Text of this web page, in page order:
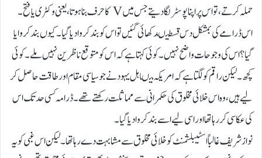
حملہ کرتے، تو اس پر اپنا پوسٹر لگا دیتے جس میں V کا حرف بنا ہوتا، یعنی وکٹری یا فتح۔
اس ڈرامے کی بمشکل دس قسطیںدکھائی گئیں تو اس کو بند کر وا دیا گیا۔ کیوں بند کروایا
گیا؟ اس کی وجوحات واضح نہیں۔ کوئی کہتا ہے کہ اس کو متوقع ناظرین نہیں ملے۔کوئی
کچھ۔ لیکن راقم کو لگتا ہے کہ امریکہ میںاہل یہود نے جو سیاسی مقام اور طاقت حاصل کر
لیے ہیں، وہ اس خلائی مخلوق کی حکمرانی سے مماثلت رکھتے تھے۔ ڈرامہ کسی حد تک اس
کی عکاسی کر رہا تھا اور اسی لیے اسے بند کروا دیا گیا۔
نواز شریف غالباً اسٹیبلشمنٹ کو خلائی مخلوق سے مشابہت دے رہا تھا۔ لیکن اس غبی کو یہ